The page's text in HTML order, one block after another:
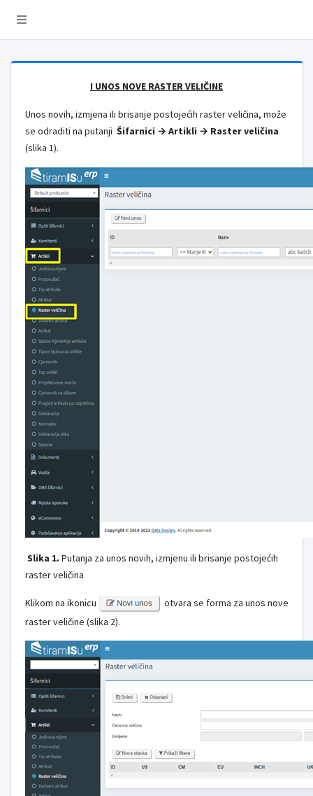
I UNOS NOVE RASTER VELIČINE
Unos novih, izmjena ili brisanje postojećih raster veličina, može
se odraditi na putanji Šifarnici → Artikli → Raster veličina
(slika 1).
Slika 1. Putanja za unos novih, izmjenu ili brisanje postojećih
raster veličina
Klikom na ikonicu
otvara se forma za unos nove
raster veličine (slika 2).